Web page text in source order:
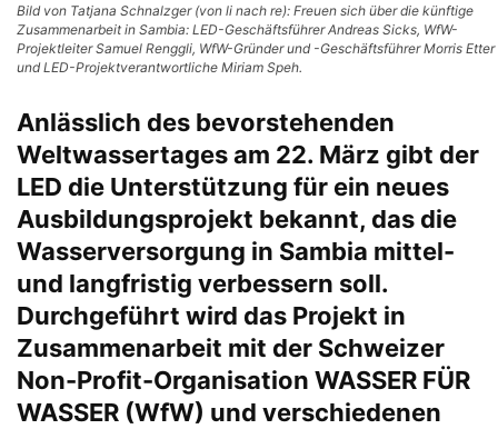
Bild von Tatjana Schnalzger (von li nach re): Freuen sich über die künftige
Zusammenarbeit in Sambia: LED-Geschäftsführer Andreas Sicks, WfW-
Projektleiter Samuel Renggli, WfW-Gründer und -Geschäftsführer Morris Etter
und LED-Projektverantwortliche Miriam Speh.
Anlässlich des bevorstehenden
Weltwassertages am 22. März gibt der
LED die Unterstützung für ein neues
Ausbildungsprojekt bekannt, das die
Wasserversorgung in Sambia mittel-
und langfristig verbessern soll.
Durchgeführt wird das Projekt in
Zusammenarbeit mit der Schweizer
Non-Profit-Organisation WASSER FÜR
WASSER (WfW) und verschiedenen